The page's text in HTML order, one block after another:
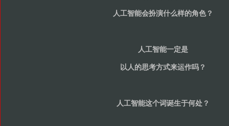
人工智能会扮演什么样的角色？
人工智能一定是
以人的思考方式来运作吗？
人工智能这个词诞生于何处？